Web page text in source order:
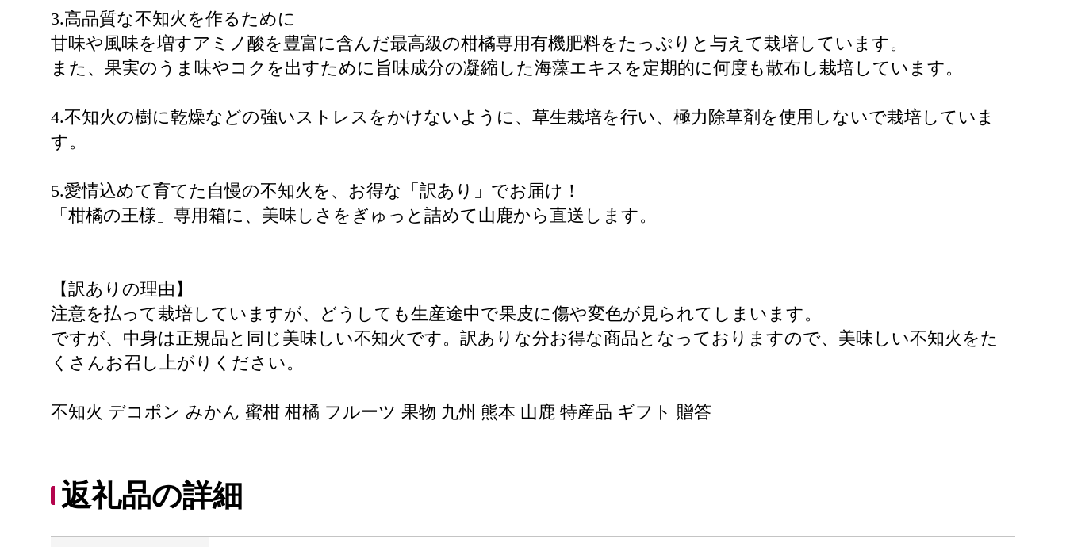
3.高品質な不知火を作るために
甘味や風味を増すアミノ酸を豊富に含んだ最高級の柑橘専用有機肥料をたっぷりと与えて栽培しています。
また、果実のうま味やコクを出すために旨味成分の凝縮した海藻エキスを定期的に何度も散布し栽培しています。
4.不知火の樹に乾燥などの強いストレスをかけないように、草生栽培を行い、極力除草剤を使用しないで栽培していま
す。
5.愛情込めて育てた自慢の不知火を、お得な「訳あり」でお届け！
「柑橘の王様」専用箱に、美味しさをぎゅっと詰めて山鹿から直送します。
【訳ありの理由】
注意を払って栽培していますが、どうしても生産途中で果皮に傷や変色が見られてしまいます。
ですが、中身は正規品と同じ美味しい不知火です。訳ありな分お得な商品となっておりますので、美味しい不知火をた
くさんお召し上がりください。
不知火 デコポン みかん 蜜柑 柑橘 フルーツ 果物 九州 熊本 山鹿 特産品 ギフト 贈答
返礼品の詳細